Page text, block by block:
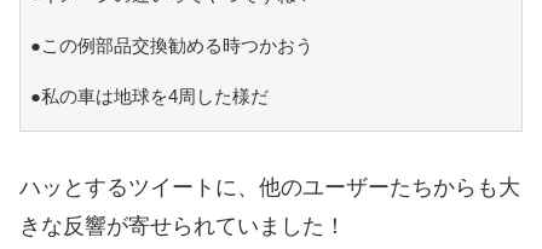
●この例部品交換勧める時つかおう
●私の車は地球を4周した様だ
ハッとするツイートに、他のユーザーたちからも大
きな反響が寄せられていました！